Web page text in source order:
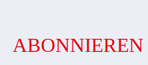
ABONNIEREN